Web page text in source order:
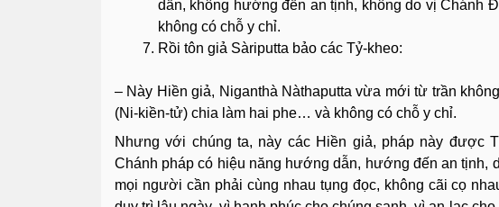
dẫn, không hướng đến an tịnh, không do vị Chánh
không có chỗ y chỉ.
Rồi tôn giả Sàriputta bảo các Tỷ-kheo:
– Này Hiền giả, Niganthà Nàthaputta vừa mới từ trần
(Ni-kiền-tử) chia làm hai phe… và không có chỗ y chỉ.
Nhưng với chúng ta, này các Hiền giả, pháp này được
Chánh pháp có hiệu năng hướng dẫn, hướng đến an tịnh,
mọi người cần phải cùng nhau tụng đọc, không cãi cọ